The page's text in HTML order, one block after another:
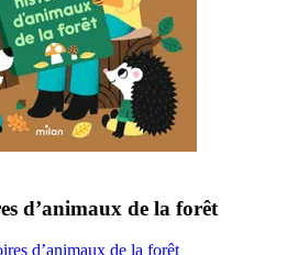
d’animaux de la forêt
d’animaux de la forêt